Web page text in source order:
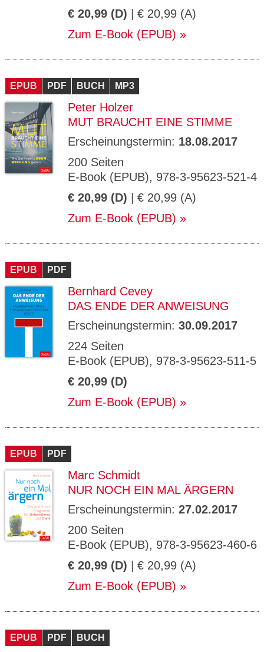
€ 20,99 (D) | € 20,99 (A)
Zum E-Book (EPUB)
EPUB PDF BUCH MP3
Peter Holzer
MUT BRAUCHT EINE STIMME
Erscheinungstermin: 18.08.2017
200 Seiten
E-Book (EPUB), 978-3-95623-521-4
€ 20,99 (D) | € 20,99 (A)
Zum E-Book (EPUB)
EPUB PDF
Bernhard Cevey
DAS ENDE DER ANWEISUNG
Erscheinungstermin: 30.09.2017
224 Seiten
E-Book (EPUB), 978-3-95623-511-5
€ 20,99 (D)
Zum E-Book (EPUB)
EPUB PDF
Marc Schmidt
NUR NOCH EIN MAL ÄRGERN
Erscheinungstermin: 27.02.2017
200 Seiten
E-Book (EPUB), 978-3-95623-460-6
€ 20,99 (D) | € 20,99 (A)
Zum E-Book (EPUB)
EPUB PDF BUCH